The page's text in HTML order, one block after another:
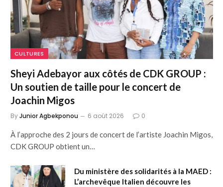
CULTURES
Sheyi Adebayor aux côtés de CDK GROUP :
Un soutien de taille pour le concert de
Joachin Migos
ByJunior Agbekponou 6 août 2026 0
À l’approche des 2 jours de concert de l’artiste Joachin Migos,
CDK GROUP obtient un…
Du ministère des solidarités à la MAED :
L’archevêque Italien découvre les